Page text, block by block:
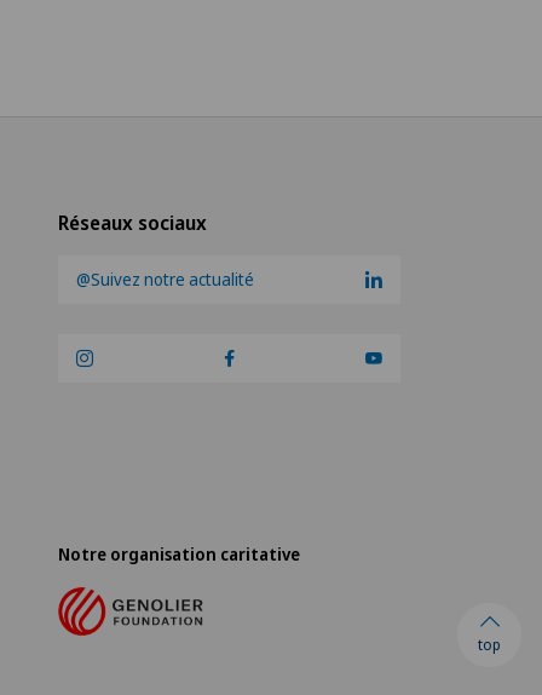
Réseaux sociaux
@Suivez notre actualité
Notre organisation caritative
top